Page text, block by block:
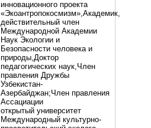
инновационного проекта
«Экоантропокосмизм»,Академик,
действительный член
Международной Академии
Наук Экологии и
Безопасности человека и
природы,Доктор
педагогических наук,Член
правления Дружбы
Узбекистан-
Азербайджан;Член правления
Ассациации
открытый университет
Международный культурно-